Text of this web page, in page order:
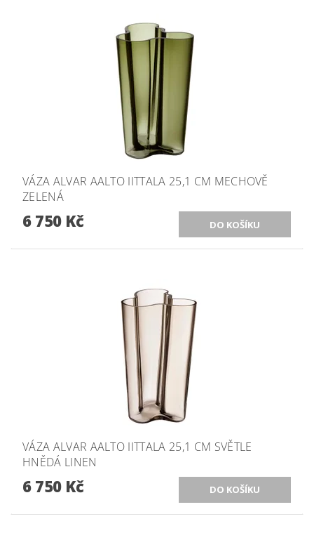
VÁZA ALVAR AALTO IITTALA 25,1 CM MECHOVĚ
ZELENÁ
6 750 Kč
VÁZA ALVAR AALTO IITTALA 25,1 CM SVĚTLE
HNĚDÁ LINEN
6 750 Kč